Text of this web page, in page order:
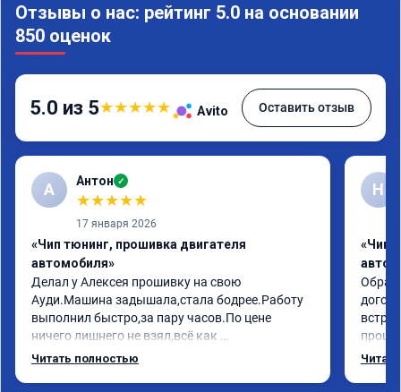
Отзывы о нас: рейтинг 5.0 на основании
850 оценок
5.0 из 5★★★★★ Avito Оставить отзыв
А Антон ✓
★★★★★
17 января 2026
«Чип тюнинг, прошивка двигателя
автомобиля»
Делал у Алексея прошивку на свою
Ауди.Машина задышала,стала бодрее.Работу
выполнил быстро,за пару часов.По цене
ничего лишнего не взял,всё как
договаривались заранее.После работы
Читать полностью
Н
«Чип
Арман